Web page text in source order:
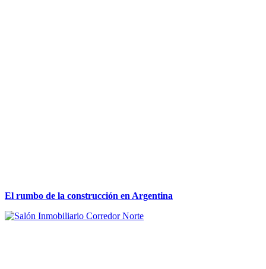
El rumbo de la construcción en Argentina